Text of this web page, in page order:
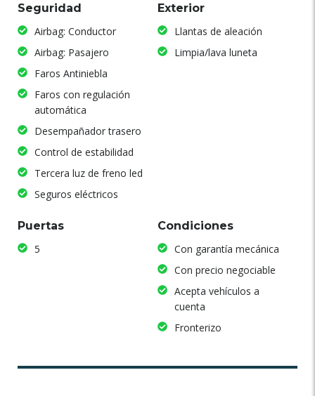
Seguridad
Airbag: Conductor
Airbag: Pasajero
Faros Antiniebla
Faros con regulación
automática
Desempañador trasero
Control de estabilidad
Tercera luz de freno led
Seguros eléctricos
Exterior
Llantas de aleación
Limpia/lava luneta
Puertas
5
Condiciones
Con garantía mecánica
Con precio negociable
Acepta vehículos a
cuenta
Fronterizo